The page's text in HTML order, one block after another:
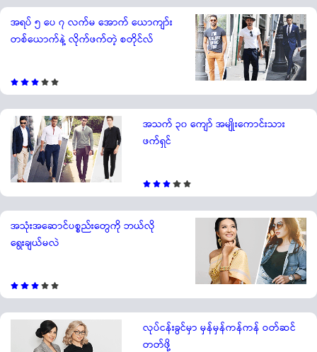
အရပ် ၅ ပေ ၇ လက်မ အောက် ယောကျာ်း
တစ်ယောက်နဲ့ လိုက်ဖက်တဲ့ စတိုင်လ်
အသက် ၃၀ ကျော် အမျိုးကောင်းသား
ဖက်ရှင်
အသုံးအဆောင်ပစ္စည်းတွေကို ဘယ်လို
ရွေးချယ်မလဲ
လုပ်ငန်းခွင်မှာ မှန်မှန်ကန်ကန် ဝတ်ဆင်
တတ်ဖို့